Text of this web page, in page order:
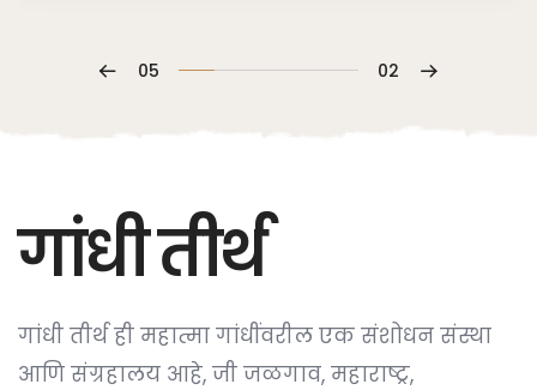
01 03
गांधी तीर्थ
गांधी तीर्थ ही महात्मा गांधींवरील एक संशोधन संस्था
आणि संग्रहालय आहे, जी जळगाव, महाराष्ट्र,